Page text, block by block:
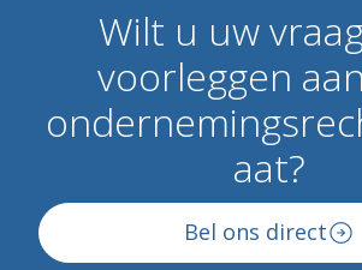
Wilt u uw
voorleggen aan
aat?
Bel ons direct